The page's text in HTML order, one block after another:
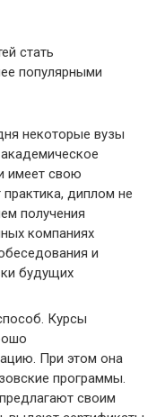
стать
популярными
некоторые вузы
имеет свою
диплом не
получения
компаниях
и
будущих
Курсы
При этом она
программы.
своим